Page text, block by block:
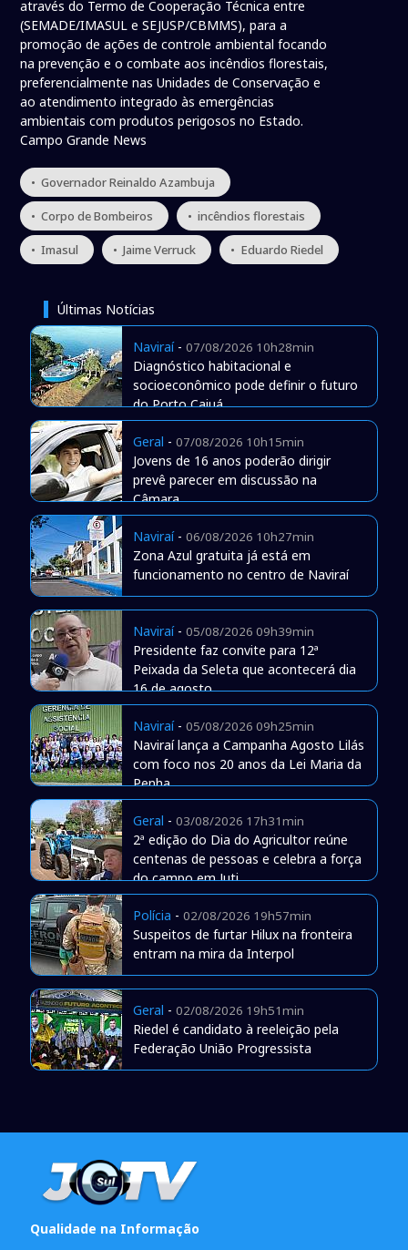
através do Termo de Cooperação Técnica entre
(SEMADE/IMASUL e SEJUSP/CBMMS), para a
promoção de ações de controle ambiental focando
na prevenção e o combate aos incêndios florestais,
preferencialmente nas Unidades de Conservação e
ao atendimento integrado às emergências
ambientais com produtos perigosos no Estado.
Campo Grande News
• Governador Reinaldo Azambuja
• Corpo de Bombeiros • incêndios florestais
• Imasul • Jaime Verruck • Eduardo Riedel
Últimas Notícias
Naviraí- 07/08/2026 10h28min
Diagnóstico habitacional e
socioeconômico pode definir o futuro
do Porto Caiuá
Geral - 07/08/2026 10h15min
Jovens de 16 anos poderão dirigir
prevê parecer em discussão na
Câmara
Naviraí- 06/08/2026 10h27min
Zona Azul gratuita já está em
funcionamento no centro de Naviraí
Naviraí- 05/08/2026 09h39min
Presidente faz convite para 12ª
Peixada da Seleta que acontecerá dia
16 de agosto
Naviraí- 05/08/2026 09h25min
Naviraí lança a Campanha Agosto Lilás
com foco nos 20 anos da Lei Maria da
Penha
Geral - 03/08/2026 17h31min
2ª edição do Dia do Agricultor reúne
centenas de pessoas e celebra a força
do campo em Juti
Polícia - 02/08/2026 19h57min
Suspeitos de furtar Hilux na fronteira
entram na mira da Interpol
Geral - 02/08/2026 19h51min
Riedel é candidato à reeleição pela
Federação União Progressista
Qualidade na Informação